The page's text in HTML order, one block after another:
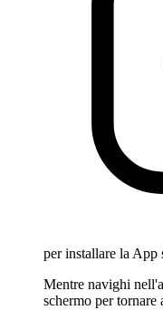
per installare la App
Mentre navighi
schermo per tornare